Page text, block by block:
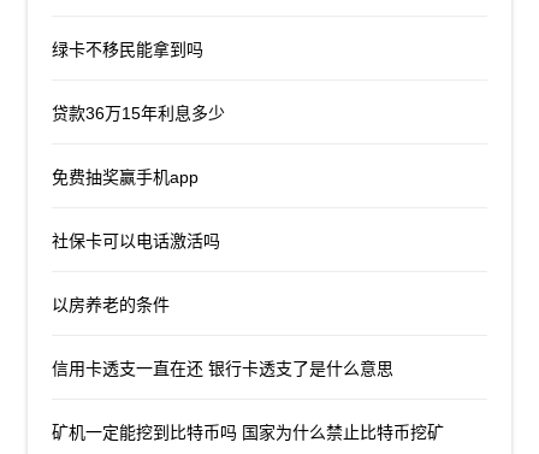
绿卡不移民能拿到吗
贷款36万15年利息多少
免费抽奖赢手机app
社保卡可以电话激活吗
以房养老的条件
信用卡透支一直在还 银行卡透支了是什么意思
矿机一定能挖到比特币吗 国家为什么禁止比特币挖矿